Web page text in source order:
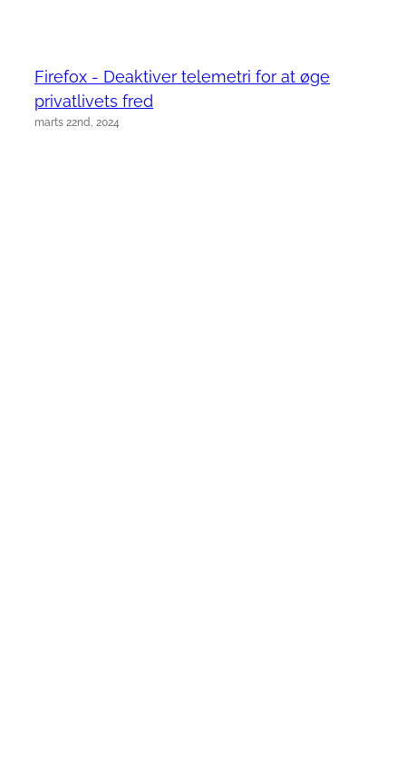
Firefox - Deaktiver telemetri for at øge
privatlivets fred
marts 22nd, 2024